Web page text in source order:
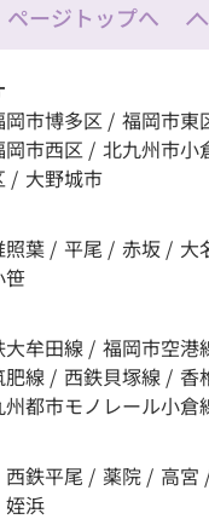
ページトップへ
岡市博多区 / 福岡市東
岡市西区 / 北九州市小
/ 大野城市
照葉 / 平尾 / 赤坂 / 大
笹
大牟田線 / 福岡市空港
肥線 / 西鉄貝塚線 / 香
州都市モノレール小倉
西鉄平尾 / 薬院 / 高宮
姪浜